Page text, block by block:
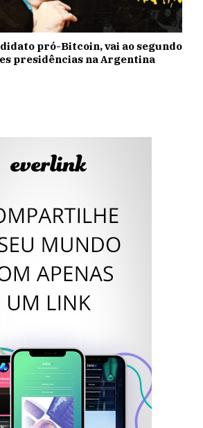
pró-Bitcoin, vai ao segundo
presidências na Argentina